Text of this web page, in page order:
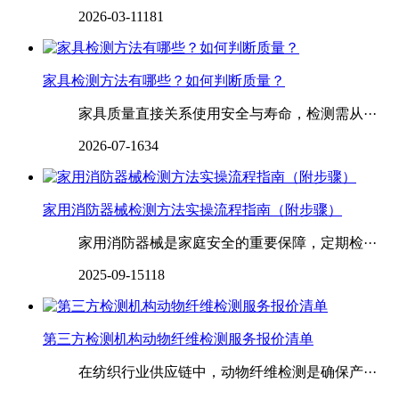
2026-03-11181
家具检测方法有哪些？如何判断质量？
家具质量直接关系使用安全与寿命，检测需从···
2026-07-1634
家用消防器械检测方法实操流程指南（附步骤）
家用消防器械是家庭安全的重要保障，定期检···
2025-09-15118
第三方检测机构动物纤维检测服务报价清单
在纺织行业供应链中，动物纤维检测是确保产···